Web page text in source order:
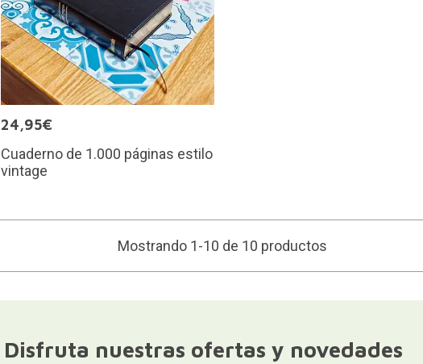
24,95€
Cuaderno de 1.000 páginas estilo
vintage
Mostrando 1-10 de 10 productos
Disfruta nuestras ofertas y novedades